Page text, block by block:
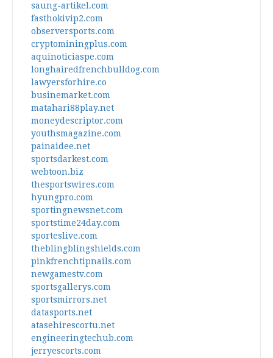
saung-artikel.com
fasthokivip2.com
observersports.com
cryptominingplus.com
aquinoticiaspe.com
longhairedfrenchbulldog.com
lawyersforhire.co
businemarket.com
matahari88play.net
moneydescriptor.com
youthsmagazine.com
painaidee.net
sportsdarkest.com
webtoon.biz
thesportswires.com
hyungpro.com
sportingnewsnet.com
sportstime24day.com
sporteslive.com
theblingblingshields.com
pinkfrenchtipnails.com
newgamestv.com
sportsgallerys.com
sportsmirrors.net
datasports.net
atasehirescortu.net
engineeringtechub.com
jerryescorts.com